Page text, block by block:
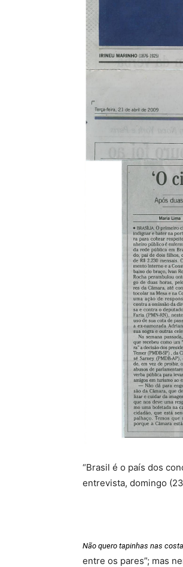
“Brasil é o país dos
entrevista, domingo
Não quero tapinhas nas
entre os pares”; mas